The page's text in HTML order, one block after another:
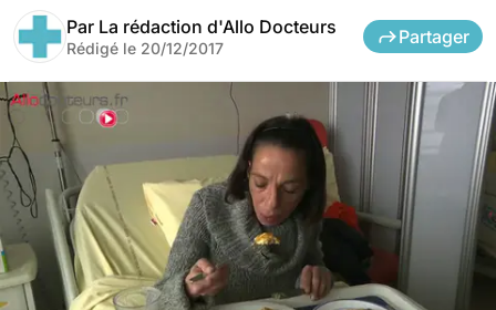
Par La rédaction d'Allo Docteurs
Rédigé le 20/12/2017
Partager